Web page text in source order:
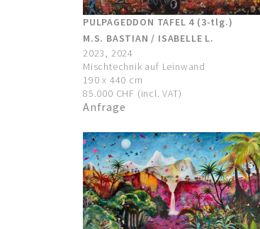
PULPAGEDDON TAFEL 4 (3-tlg.)
M.S. BASTIAN / ISABELLE L.
2023, 2024
Mischtechnik auf Leinwand
190 x 440 cm
85.000 CHF (incl. VAT)
Anfrage